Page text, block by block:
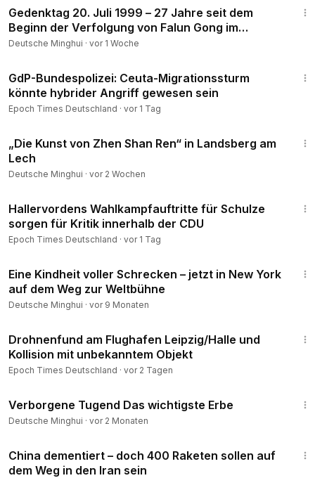
#Minghui #DeutscheMinghui, #MinghuiNews
#Unbroken ,#StandwithShenYun,#standwithshenyun我
愛神韻
Gedenktag 20. Juli 1999 – 27 Jahre seit dem
Beginn der Verfolgung von Falun Gong im
Festland China
Deutsche Minghui · vor 1 Woche
GdP-Bundespolizei: Ceuta-Migrationssturm
könnte hybrider Angriff gewesen sein
Epoch Times Deutschland · vor 1 Tag
„Die Kunst von Zhen Shan Ren“ in Landsberg am
Lech
Deutsche Minghui · vor 2 Wochen
Hallervordens Wahlkampfauftritte für Schulze
sorgen für Kritik innerhalb der CDU
Epoch Times Deutschland · vor 1 Tag
Eine Kindheit voller Schrecken – jetzt in New York
auf dem Weg zur Weltbühne
Deutsche Minghui · vor 9 Monaten
Drohnenfund am Flughafen Leipzig/Halle und
Kollision mit unbekanntem Objekt
Epoch Times Deutschland · vor 2 Tagen
Verborgene Tugend Das wichtigste Erbe
Deutsche Minghui · vor 2 Monaten
China dementiert – doch 400 Raketen sollen auf
dem Weg in den Iran sein